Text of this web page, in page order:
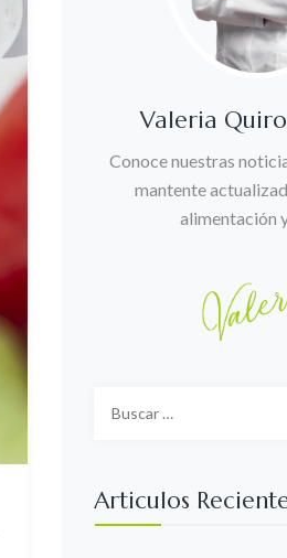
Valeria
Conoce nuestras
mantente
alimentación
Articulos